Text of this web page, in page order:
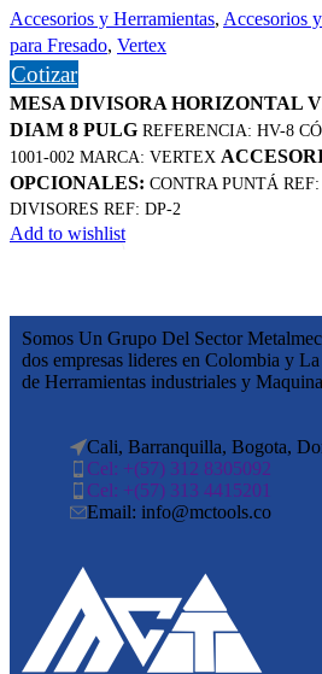
Accesorios y Herramientas, Accesorios
para Fresado, Vertex
Cotizar
MESA DIVISORA HORIZONTAL
DIAM 8 PULG REFERENCIA: HV-8
1001-002 MARCA: VERTEX
OPCIONALES: CONTRA PUNTÁ
DIVISORES REF: DP-2
Add to wishlist
Somos Un Grupo Del Sector
dos empresas lideres en Colombia y
de Herramientas industriales y
Cali, Barranquilla, Bogota,
Cel: +(57) 312 8305092
Cel: +(57) 313 4415201
Email: info@mctools.co